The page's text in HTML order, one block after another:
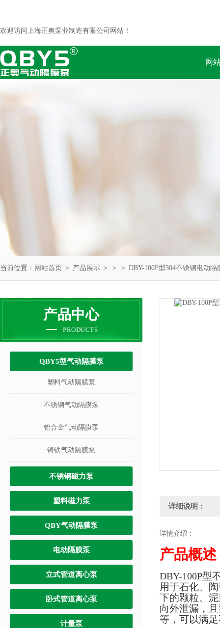
欢迎访问上海正奥泵业制造有限公司网站！
网
当前位置： 网站首页 ＞ 产品展示 ＞ ＞ ＞ DBY-100P型304不锈钢电动
产品中心
PRODUCTS
QBY5型气动隔膜泵
塑料气动隔膜泵
不锈钢气动隔膜泵
铝合金气动隔膜泵
铸铁气动隔膜泵
不锈钢磁力泵
塑料磁力泵
QBY气动隔膜泵
电动隔膜泵
立式管道离心泵
卧式管道离心泵
计量泵
详细说明：
详情介绍：
产品概述
DBY-100P型
用于石化、
下的颗粒、
向外泄漏，
等，可以满